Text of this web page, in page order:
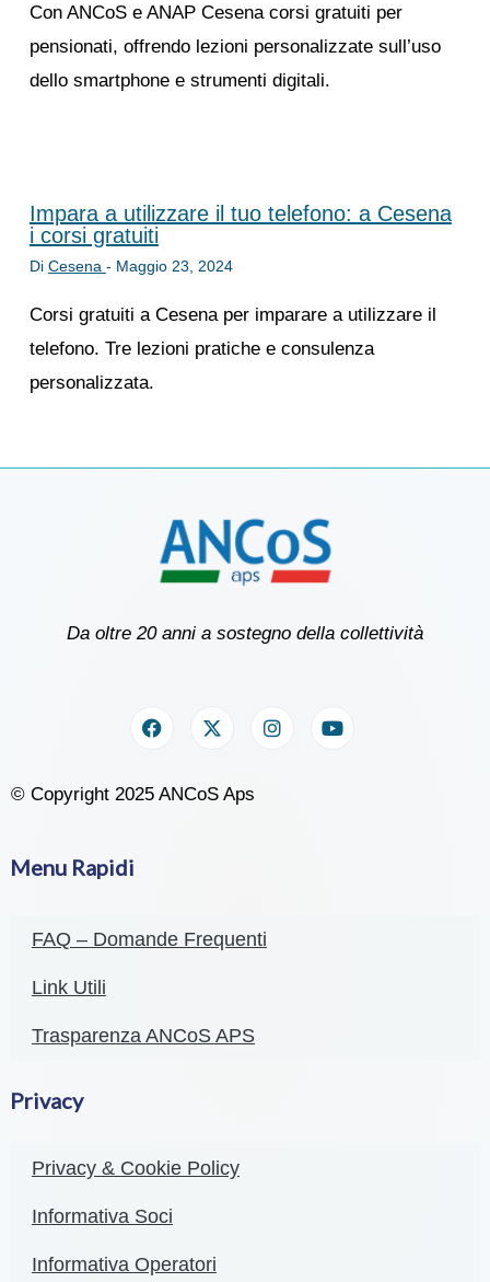
Con ANCoS e ANAP Cesena corsi gratuiti per
pensionati, offrendo lezioni personalizzate sull’uso
dello smartphone e strumenti digitali.
Impara a utilizzare il tuo telefono: a Cesena
i corsi gratuiti
Di Cesena - Maggio 23, 2024
Corsi gratuiti a Cesena per imparare a utilizzare il
telefono. Tre lezioni pratiche e consulenza
personalizzata.
Da oltre 20 anni a sostegno della collettività
© Copyright 2025 ANCoS Aps
Menu Rapidi
FAQ – Domande Frequenti
Link Utili
Trasparenza ANCoS APS
Privacy
Privacy & Cookie Policy
Informativa Soci
Informativa Operatori